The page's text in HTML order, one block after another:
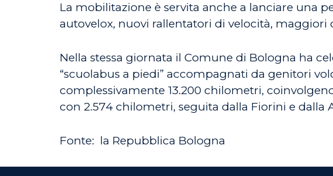
La mobilitazione è servita anche a lanciare una
autovelox, nuovi rallentatori di velocità,
Nella stessa giornata il Comune di Bologna ha
“scuolabus a piedi” accompagnati da genitori
complessivamente 13.200 chilometri,
con 2.574 chilometri, seguita dalla Fiorini e dalla
Fonte: la Repubblica Bologna